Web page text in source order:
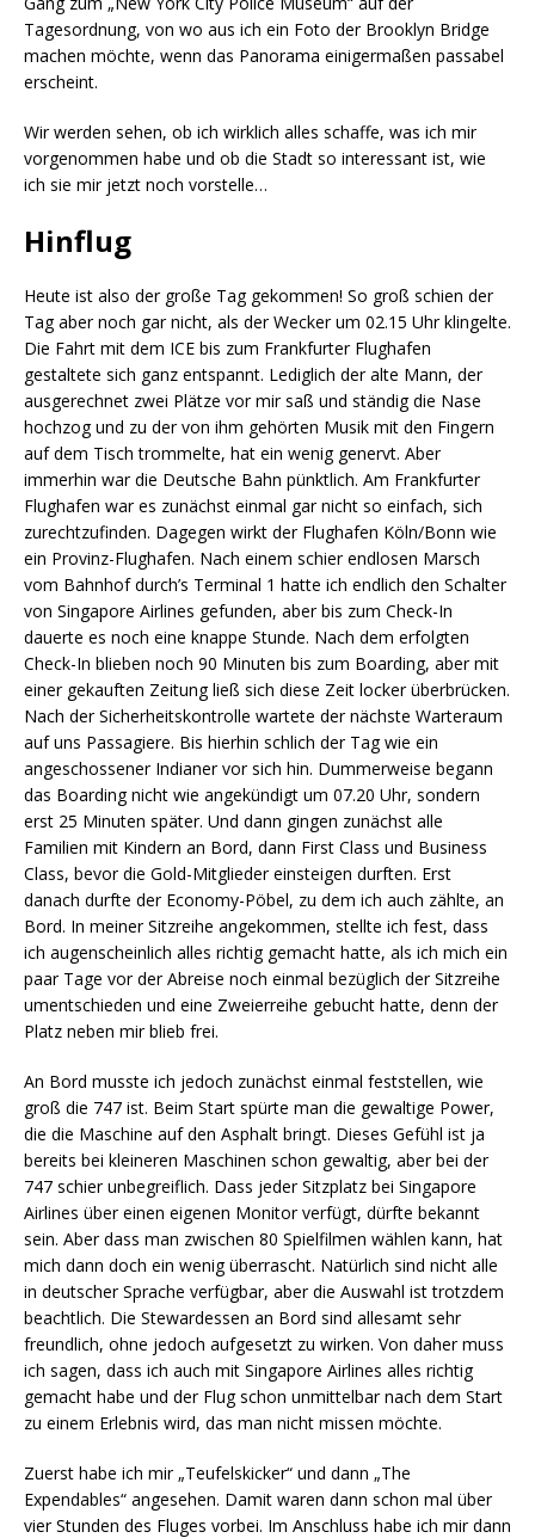
Tagesordnung, von wo aus ich ein Foto der Brooklyn Bridge
machen möchte, wenn das Panorama einigermaßen passabel
erscheint.
Wir werden sehen, ob ich wirklich alles schaffe, was ich mir
vorgenommen habe und ob die Stadt so interessant ist, wie
ich sie mir jetzt noch vorstelle…
Hinflug
Heute ist also der große Tag gekommen! So groß schien der
Tag aber noch gar nicht, als der Wecker um 02.15 Uhr klingelte.
Die Fahrt mit dem ICE bis zum Frankfurter Flughafen
gestaltete sich ganz entspannt. Lediglich der alte Mann, der
ausgerechnet zwei Plätze vor mir saß und ständig die Nase
hochzog und zu der von ihm gehörten Musik mit den Fingern
auf dem Tisch trommelte, hat ein wenig genervt. Aber
immerhin war die Deutsche Bahn pünktlich. Am Frankfurter
Flughafen war es zunächst einmal gar nicht so einfach, sich
zurechtzufinden. Dagegen wirkt der Flughafen Köln/Bonn wie
ein Provinz-Flughafen. Nach einem schier endlosen Marsch
vom Bahnhof durch’s Terminal 1 hatte ich endlich den Schalter
von Singapore Airlines gefunden, aber bis zum Check-In
dauerte es noch eine knappe Stunde. Nach dem erfolgten
Check-In blieben noch 90 Minuten bis zum Boarding, aber mit
einer gekauften Zeitung ließ sich diese Zeit locker überbrücken.
Nach der Sicherheitskontrolle wartete der nächste Warteraum
auf uns Passagiere. Bis hierhin schlich der Tag wie ein
angeschossener Indianer vor sich hin. Dummerweise begann
das Boarding nicht wie angekündigt um 07.20 Uhr, sondern
erst 25 Minuten später. Und dann gingen zunächst alle
Familien mit Kindern an Bord, dann First Class und Business
Class, bevor die Gold-Mitglieder einsteigen durften. Erst
danach durfte der Economy-Pöbel, zu dem ich auch zählte, an
Bord. In meiner Sitzreihe angekommen, stellte ich fest, dass
ich augenscheinlich alles richtig gemacht hatte, als ich mich ein
paar Tage vor der Abreise noch einmal bezüglich der Sitzreihe
umentschieden und eine Zweierreihe gebucht hatte, denn der
Platz neben mir blieb frei.
An Bord musste ich jedoch zunächst einmal feststellen, wie
groß die 747 ist. Beim Start spürte man die gewaltige Power,
die die Maschine auf den Asphalt bringt. Dieses Gefühl ist ja
bereits bei kleineren Maschinen schon gewaltig, aber bei der
747 schier unbegreiflich. Dass jeder Sitzplatz bei Singapore
Airlines über einen eigenen Monitor verfügt, dürfte bekannt
sein. Aber dass man zwischen 80 Spielfilmen wählen kann, hat
mich dann doch ein wenig überrascht. Natürlich sind nicht alle
in deutscher Sprache verfügbar, aber die Auswahl ist trotzdem
beachtlich. Die Stewardessen an Bord sind allesamt sehr
freundlich, ohne jedoch aufgesetzt zu wirken. Von daher muss
ich sagen, dass ich auch mit Singapore Airlines alles richtig
gemacht habe und der Flug schon unmittelbar nach dem Start
zu einem Erlebnis wird, das man nicht missen möchte.
Zuerst habe ich mir „Teufelskicker“ und dann „The
Expendables“ angesehen. Damit waren dann schon mal über
vier Stunden des Fluges vorbei. Im Anschluss habe ich mir dann